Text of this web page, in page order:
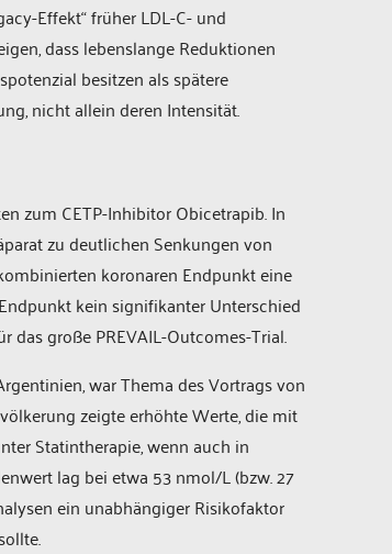
Effekt“ früher LDL-C- und
dass lebenslange Reduktionen
besitzen als spätere
nicht allein deren Intensität.
zum CETP-Inhibitor Obicetrapib. In
zu deutlichen Senkungen von
koronaren Endpunkt eine
kein signifikanter Unterschied
große PREVAIL-Outcomes-Trial.
war Thema des Vortrags von
zeigte erhöhte Werte, die mit
Statintherapie, wenn auch in
lag bei etwa 53 nmol/L (bzw. 27
ein unabhängiger Risikofaktor